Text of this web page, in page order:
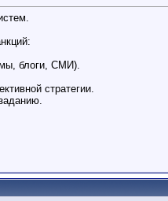
блоги, СМИ).
стратегии.